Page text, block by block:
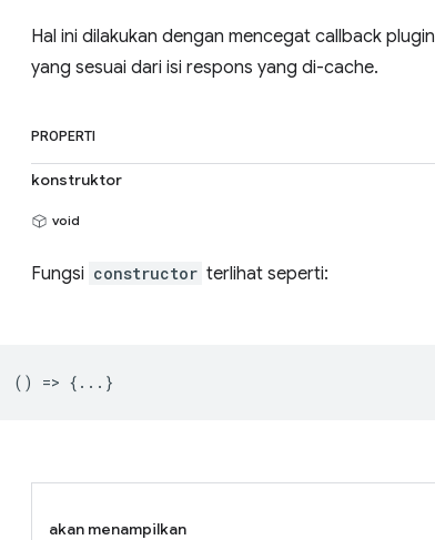
Hal ini dilakukan dengan mencegat callback plugin
yang sesuai dari isi respons yang di-cache.
PROPERTI
konstruktor
void
Fungsi constructor terlihat seperti:
() => {...}
akan menampilkan